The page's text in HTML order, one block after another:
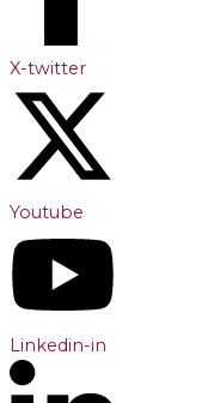
X-twitter
Youtube
Linkedin-in